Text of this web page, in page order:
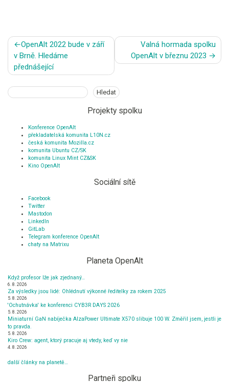
Navigace
pro
příspěvek
OpenAlt 2022 bude v září
v Brně. Hledáme
přednášející
Valná hormada spolku
OpenAlt v březnu 2023
Hledat Hledat
Projekty spolku
Konference OpenAlt
překladatelská komunita L10N.cz
česká komunita Mozilla.cz
komunita Ubuntu CZ/SK
komunita Linux Mint CZ&SK
Kino OpenAlt
Sociální sítě
Facebook
Twitter
Mastodon
LinkedIn
GitLab
Telegram konference OpenAlt
chaty na Matrixu
Planeta OpenAlt
Když profesor lže jak zjednaný…
6. 8. 2026
Za výsledky jsou lidé: Ohlédnutí výkonné ředitelky za rokem 2025
5. 8. 2026
'Ochutnávka' ke konferenci CYB3R DAYS 2026
5. 8. 2026
Miniaturní GaN nabíječka AlzaPower Ultimate X570 slibuje 100 W. Změřil jsem, jestli je
to pravda.
5. 8. 2026
Kiro Crew: agent, ktorý pracuje aj vtedy, keď vy nie
4. 8. 2026
další články na planetě…
Partneři spolku